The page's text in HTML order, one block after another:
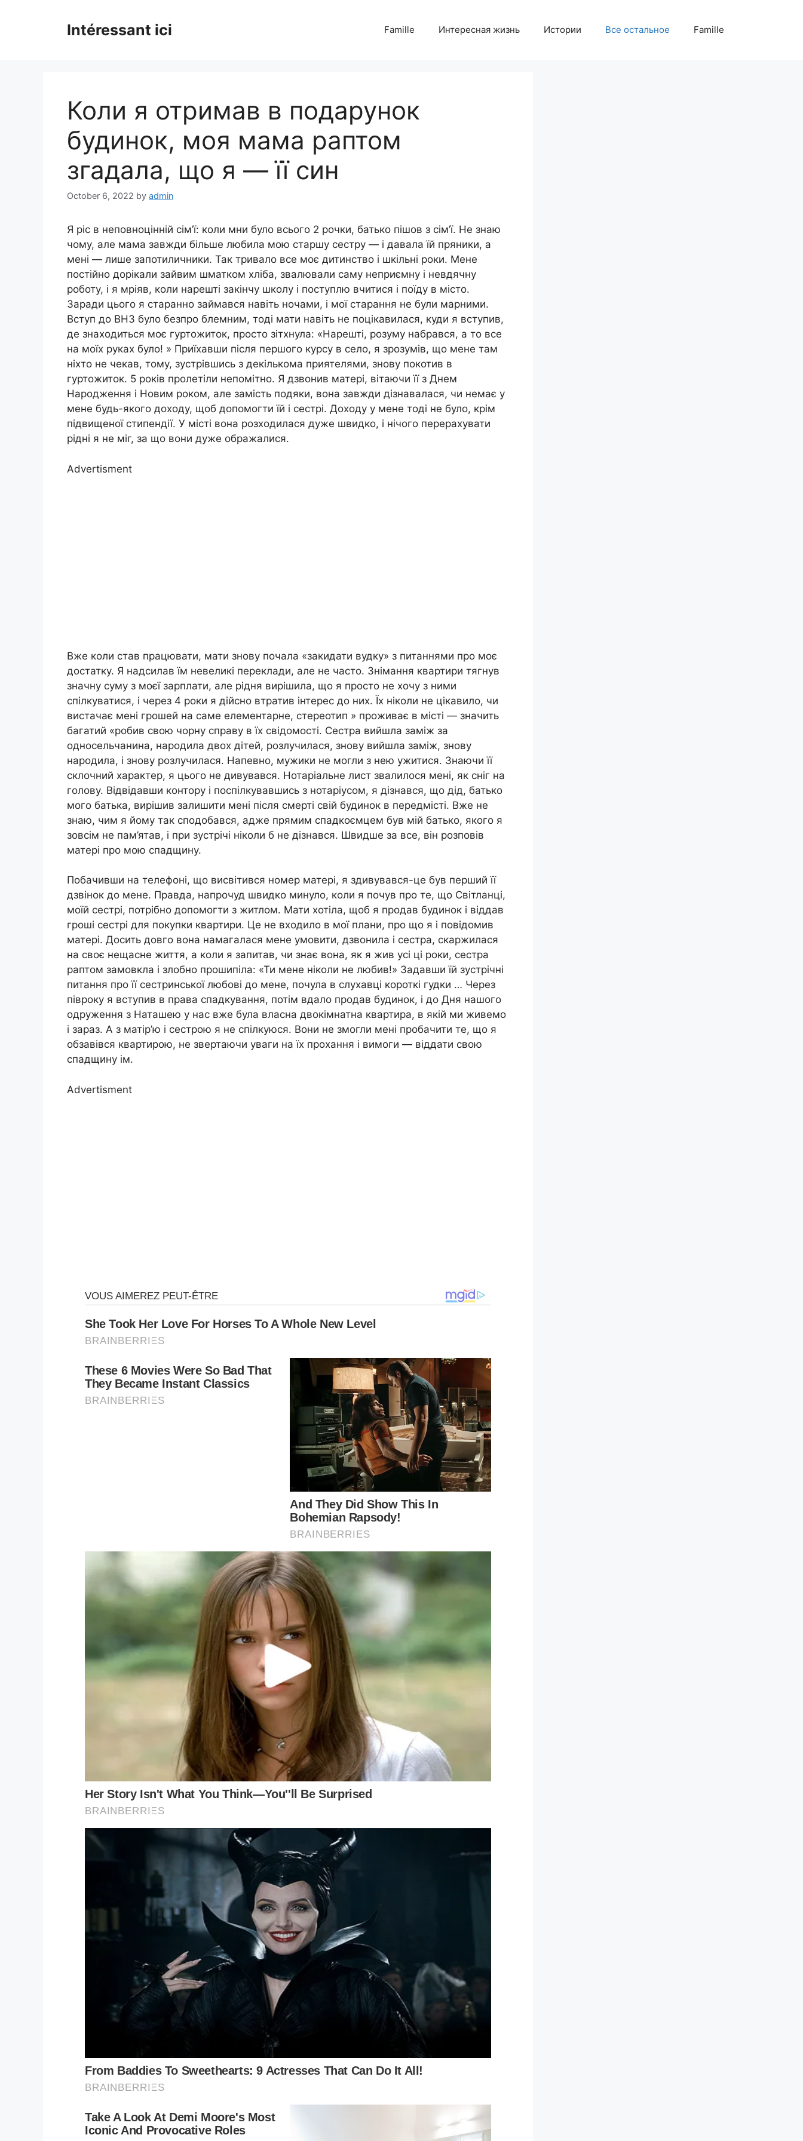
Intéressant ici Famille Интересная жизнь Истории Все остальное Famille
Коли я отримав в подарунок
будинок, моя мама раптом
згадала, що я — її син
October 6, 2022 by admin
Я ріс в неповноцінній сім’ї: коли мни було всього 2 рочки, батько пішов з сім’ї. Не знаю
чому, але мама завжди більше любила мою старшу сестру — і давала їй пряники, а
мені — лише запотиличники. Так тривало все моє дитинство і шкільні роки. Мене
постійно дорікали зайвим шматком хліба, звалювали саму неприємну і невдячну
роботу, і я мріяв, коли нарешті закінчу школу і поступлю вчитися і поїду в місто.
Заради цього я старанно займався навіть ночами, і мої старання не були марними.
Вступ до ВНЗ було безпро блемним, тоді мати навіть не поцікавилася, куди я вступив,
де знаходиться моє гуртожиток, просто зітхнула: «Нарешті, розуму набрався, а то все
на моїх руках було! » Приїхавши після першого курсу в село, я зрозумів, що мене там
ніхто не чекав, тому, зустрівшись з декількома приятелями, знову покотив в
гуртожиток. 5 років пролетіли непомітно. Я дзвонив матері, вітаючи її з Днем
Народження і Новим роком, але замість подяки, вона завжди дізнавалася, чи немає у
мене будь-якого доходу, щоб допомогти їй і сестрі. Доходу у мене тоді не було, крім
підвищеної стипендії. У місті вона розходилася дуже швидко, і нічого перерахувати
рідні я не міг, за що вони дуже ображалися.
Advertisment
Вже коли став працювати, мати знову почала «закидати вудку» з питаннями про моє
достатку. Я надсилав їм невеликі переклади, але не часто. Знімання квартири тягнув
значну суму з моєї зарплати, але рідня вирішила, що я просто не хочу з ними
спілкуватися, і через 4 роки я дійсно втратив інтерес до них. Їх ніколи не цікавило, чи
вистачає мені грошей на саме елементарне, стереотип » проживає в місті — значить
багатий «робив свою чорну справу в їх свідомості. Сестра вийшла заміж за
односельчанина, народила двох дітей, розлучилася, знову вийшла заміж, знову
народила, і знову розлучилася. Напевно, мужики не могли з нею ужитися. Знаючи її
склочний характер, я цього не дивувався. Нотаріальне лист звалилося мені, як сніг на
голову. Відвідавши контору і поспілкувавшись з нотаріусом, я дізнався, що дід, батько
мого батька, вирішив залишити мені після смерті свій будинок в передмісті. Вже не
знаю, чим я йому так сподобався, адже прямим спадкоємцем був мій батько, якого я
зовсім не пам’ятав, і при зустрічі ніколи б не дізнався. Швидше за все, він розповів
матері про мою спадщину.
Побачивши на телефоні, що висвітився номер матері, я здивувався-це був перший її
дзвінок до мене. Правда, напрочуд швидко минуло, коли я почув про те, що Світланці,
моїй сестрі, потрібно допомогти з житлом. Мати хотіла, щоб я продав будинок і віддав
гроші сестрі для покупки квартири. Це не входило в мої плани, про що я і повідомив
матері. Досить довго вона намагалася мене умовити, дзвонила і сестра, скаржилася
на своє нещасне життя, а коли я запитав, чи знає вона, як я жив усі ці роки, сестра
раптом замовкла і злобно прошипіла: «Ти мене ніколи не любив!» Задавши їй зустрічні
питання про її сестринської любові до мене, почула в слухавці короткі гудки … Через
півроку я вступив в права спадкування, потім вдало продав будинок, і до Дня нашого
одруження з Наташею у нас вже була власна двокімнатна квартира, в якій ми живемо
і зараз. А з матір’ю і сестрою я не спілкуюся. Вони не змогли мені пробачити те, що я
обзавівся квартирою, не звертаючи уваги на їх прохання і вимоги — віддати свою
спадщину ім.
Advertisment